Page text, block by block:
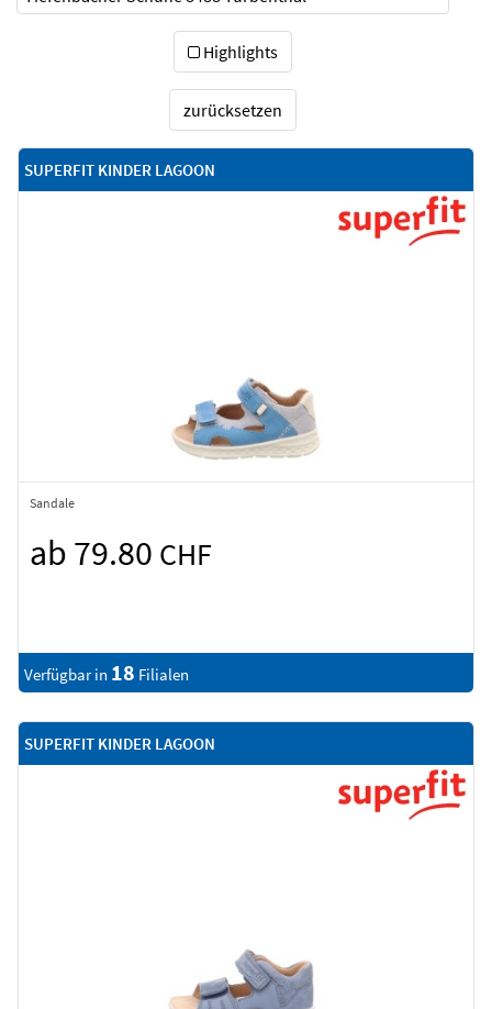
Highlights
zurücksetzen
SUPERFIT KINDER LAGOON
Sandale
ab 79.80 CHF
Verfügbar in 18 Filialen
SUPERFIT KINDER LAGOON